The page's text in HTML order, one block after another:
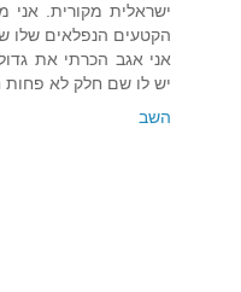
ישראלית מקורית. אני
הקטעים הנפלאים שלו
אני אגב הכרתי את
יש לו שם חלק לא פחות
השב